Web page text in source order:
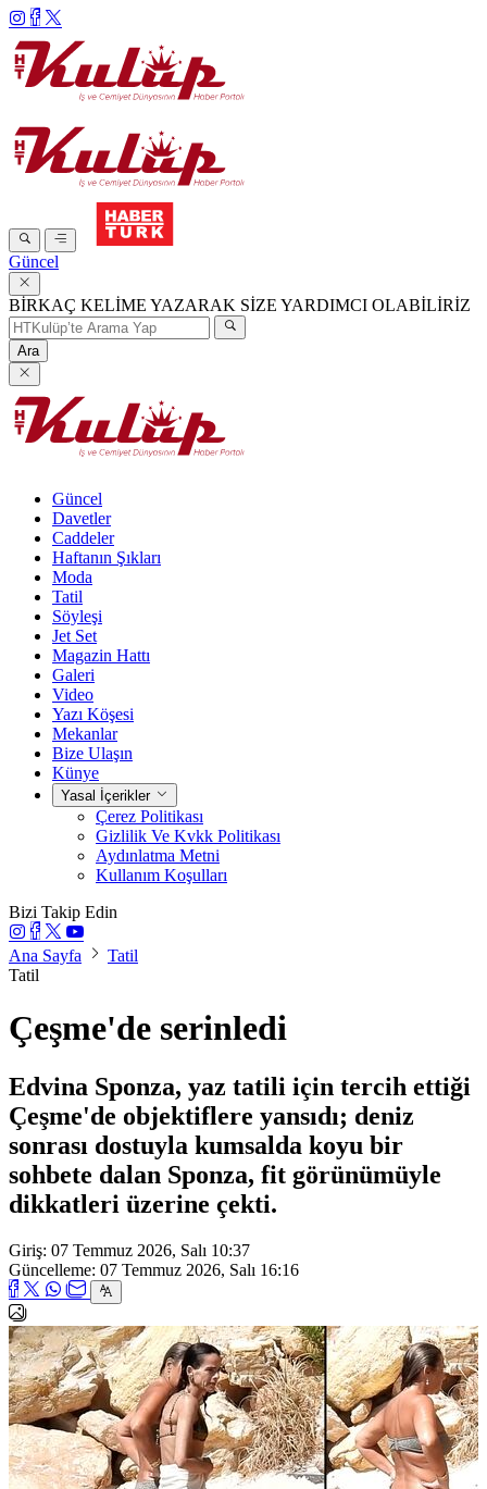
Güncel
BİRKAÇ KELİME YAZARAK SİZE YARDIMCI OLABİLİRİZ
Ara
Güncel
Davetler
Caddeler
Haftanın Şıkları
Moda
Tatil
Söyleşi
Jet Set
Magazin Hattı
Galeri
Video
Yazı Köşesi
Mekanlar
Bize Ulaşın
Künye
Yasal İçerikler
Çerez Politikası
Gizlilik Ve Kvkk Politikası
Aydınlatma Metni
Kullanım Koşulları
Bizi Takip Edin
Ana Sayfa
Tatil
Tatil
Çeşme'de serinledi
Edvina Sponza, yaz tatili için tercih ettiği
Çeşme'de objektiflere yansıdı; deniz
sonrası dostuyla kumsalda koyu bir
sohbete dalan Sponza, fit görünümüyle
dikkatleri üzerine çekti.
Giriş: 07 Temmuz 2026, Salı 10:37
Güncelleme: 07 Temmuz 2026, Salı 16:16